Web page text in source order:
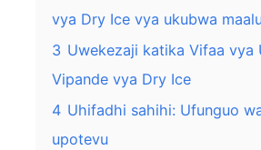
vya Dry Ice vya ukubwa
3 Uwekezaji katika Vifaa vya
Vipande vya Dry Ice
4 Uhifadhi sahihi: Ufunguo
upotevu